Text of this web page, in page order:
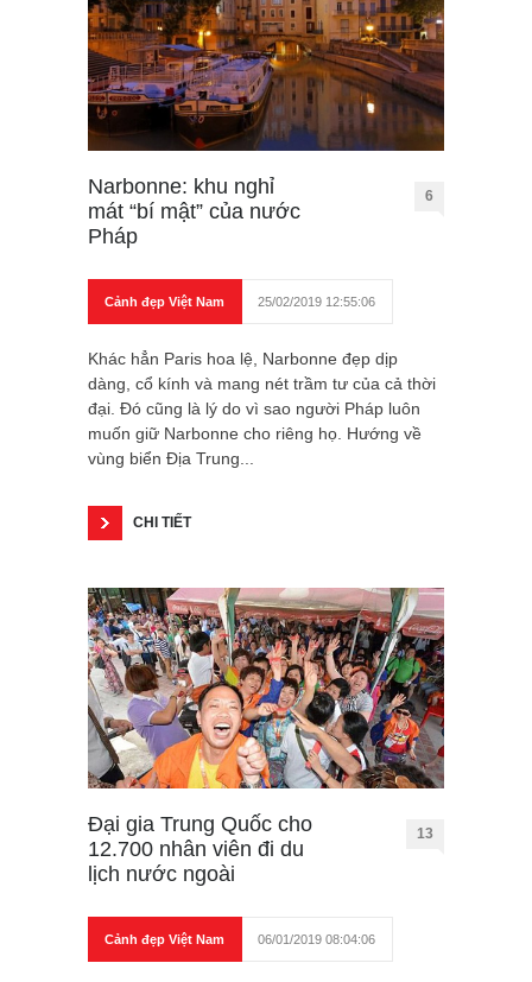
Narbonne: khu nghỉ
mát “bí mật” của nước
Pháp
6
Cảnh đẹp Việt Nam 25/02/2019 12:55:06
Khác hẳn Paris hoa lệ, Narbonne đẹp dịp
dàng, cổ kính và mang nét trầm tư của cả thời
đại. Đó cũng là lý do vì sao người Pháp luôn
muốn giữ Narbonne cho riêng họ. Hướng về
vùng biển Địa Trung...
CHI TIẾT
Đại gia Trung Quốc cho
12.700 nhân viên đi du
lịch nước ngoài
13
Cảnh đẹp Việt Nam 06/01/2019 08:04:06